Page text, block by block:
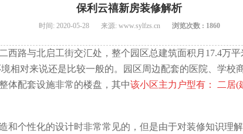
保利云禧新房装修解析
时间: 2020-05-28 来源: www.sylfzs.cn 浏览次数 : 1860
西路与北启工街交汇处，整个园区总建筑面积月17.4万
相对来说还是比较一般的。园区周边配套的医院、学校
体配套设施非常的楼盘，其中该小区主力户型有： 二居(
和个性化的设计时非常常见的，但是由于对装修知识理